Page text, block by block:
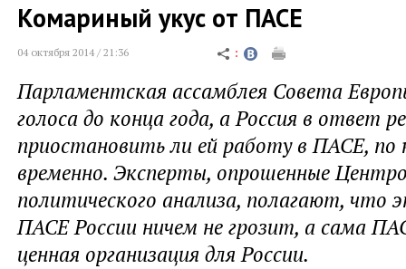
Комариный укус от ПАСЕ
04 октября 2014 / 21:36
Парламентская ассамблея Совета
голоса до конца года, а Россия в ответ
приостановить ли ей работу в ПАСЕ, по
временно. Эксперты, опрошенные
политического анализа, полагают, что
ПАСЕ России ничем не грозит, а сама
ценная организация для России.